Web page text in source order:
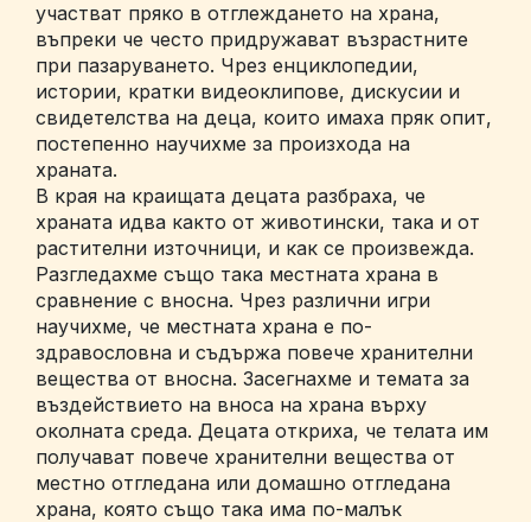
участват пряко в отглеждането на храна,
въпреки че често придружават възрастните
при пазаруването. Чрез енциклопедии,
истории, кратки видеоклипове, дискусии и
свидетелства на деца, които имаха пряк опит,
постепенно научихме за произхода на
храната.
В края на краищата децата разбраха, че
храната идва както от животински, така и от
растителни източници, и как се произвежда.
Разгледахме също така местната храна в
сравнение с вносна. Чрез различни игри
научихме, че местната храна е по-
здравословна и съдържа повече хранителни
вещества от вносна. Засегнахме и темата за
въздействието на вноса на храна върху
околната среда. Децата откриха, че телата им
получават повече хранителни вещества от
местно отгледана или домашно отгледана
храна, която също така има по-малък